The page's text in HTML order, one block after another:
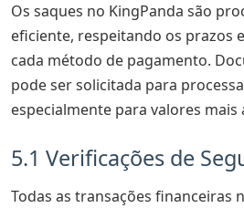
Os saques no KingPanda são
eficiente, respeitando os prazos
cada método de pagamento.
pode ser solicitada para
especialmente para valores mais
5.1 Verificações de
Todas as transações financeiras